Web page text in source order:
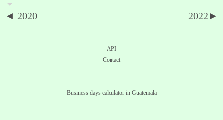
Día de la Asunción
Wednesday, 15 September
Friday, 24 December
◄ 2020 2022►
API
Contact
Business days calculator in Guatemala